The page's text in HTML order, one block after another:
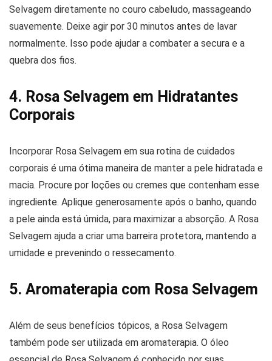
Selvagem diretamente no couro cabeludo, massageando
suavemente. Deixe agir por 30 minutos antes de lavar
normalmente. Isso pode ajudar a combater a secura e a
quebra dos fios.
4. Rosa Selvagem em Hidratantes
Corporais
Incorporar Rosa Selvagem em sua rotina de cuidados
corporais é uma ótima maneira de manter a pele hidratada e
macia. Procure por loções ou cremes que contenham esse
ingrediente. Aplique generosamente após o banho, quando
a pele ainda está úmida, para maximizar a absorção. A Rosa
Selvagem ajuda a criar uma barreira protetora, mantendo a
umidade e prevenindo o ressecamento.
5. Aromaterapia com Rosa Selvagem
Além de seus benefícios tópicos, a Rosa Selvagem
também pode ser utilizada em aromaterapia. O óleo